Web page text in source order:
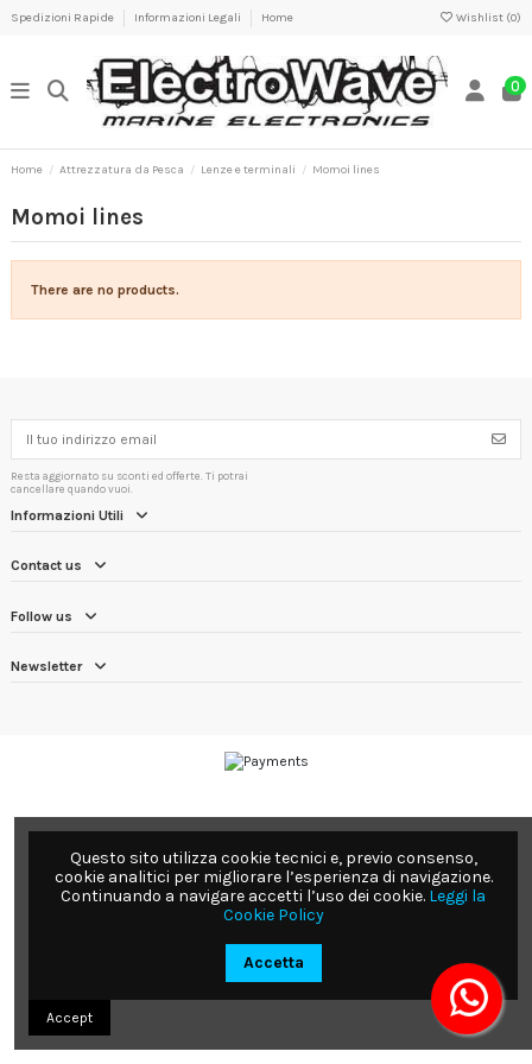
Spedizioni Rapide Informazioni Legali Home Wishlist (0)
0
Home Attrezzatura da Pesca Lenze e terminali Momoi lines
Momoi lines
There are no products.
Resta aggiornato su sconti ed offerte. Ti potrai
cancellare quando vuoi.
Informazioni Utili
Contact us
Follow us
Newsletter
Questo sito utilizza cookie tecnici e, previo consenso,
cookie analitici per migliorare l’esperienza di navigazione.
Continuando a navigare accetti l’uso dei cookie. Leggi la
Cookie Policy
Accetta
Accept